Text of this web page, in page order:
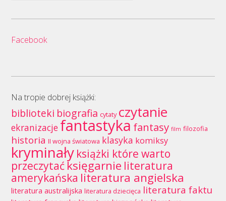
Facebook
Na tropie dobrej książki:
biblioteki biografia cytaty czytanie
ekranizacje fantastykafantasy film filozofia
historia II wojna światowa klasyka komiksy
kryminały książki które warto
przeczytaćksięgarnie literatura
amerykańska literatura angielska
literatura australijska literatura dziecięca literatura faktu